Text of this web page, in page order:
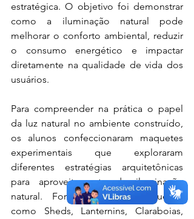
estratégica. O objetivo foi demonstrar
como a iluminação natural pode
melhorar o conforto ambiental, reduzir
o consumo energético e impactar
diretamente na qualidade de vida dos
usuários.
Para compreender na prática o papel
da luz natural no ambiente construído,
os alunos confeccionaram maquetes
experimentais que exploraram
diferentes estratégias arquitetônicas
para aproveitamento da iluminação
natural. Foram analisadas soluções
como Sheds, Lanternins, Claraboias,